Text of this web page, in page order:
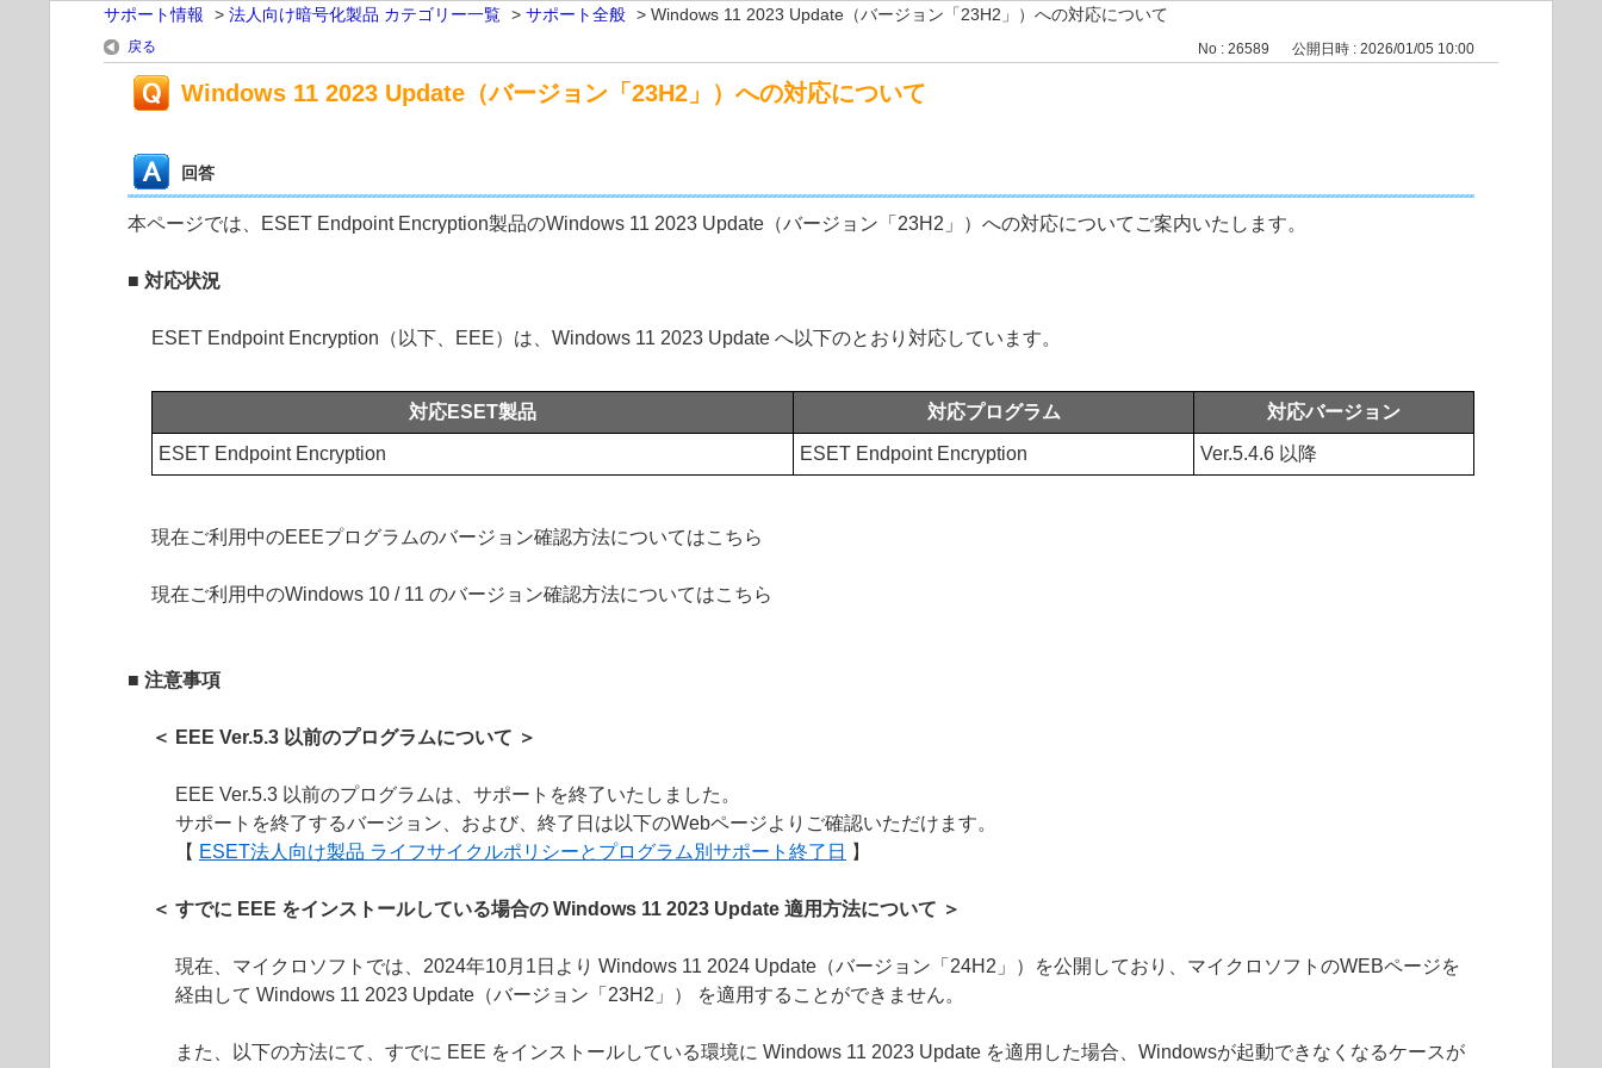
サポート情報 > 法人向け暗号化製品 カテゴリー一覧 > サポート全般 > Windows 11 2023 Update（バージョン「23H2」）への対応について
戻る No : 26589 公開日時 : 2026/01/05 10:00
Windows 11 2023 Update（バージョン「23H2」）への対応について
回答
本ページでは、ESET Endpoint Encryption製品のWindows 11 2023 Update（バージョン「23H2」）への対応についてご案内いたします。
■ 対応状況
ESET Endpoint Encryption（以下、EEE）は、Windows 11 2023 Update へ以下のとおり対応しています。
対応ESET製品 対応プログラム 対応バージョン
ESET Endpoint Encryption ESET Endpoint Encryption Ver.5.4.6 以降
現在ご利用中のEEEプログラムのバージョン確認方法についてはこちら
現在ご利用中のWindows 10 / 11 のバージョン確認方法についてはこちら
■ 注意事項
＜ EEE Ver.5.3 以前のプログラムについて ＞
EEE Ver.5.3 以前のプログラムは、サポートを終了いたしました。
サポートを終了するバージョン、および、終了日は以下のWebページよりご確認いただけます。
【 ESET法人向け製品 ライフサイクルポリシーとプログラム別サポート終了日 】
＜ すでに EEE をインストールしている場合の Windows 11 2023 Update 適用方法について ＞
現在、マイクロソフトでは、2024年10月1日より Windows 11 2024 Update（バージョン「24H2」）を公開しており、マイクロソフトのWEBページを
経由して Windows 11 2023 Update（バージョン「23H2」） を適用することができません。
また、以下の方法にて、すでに EEE をインストールしている環境に Windows 11 2023 Update を適用した場合、Windowsが起動できなくなるケースが